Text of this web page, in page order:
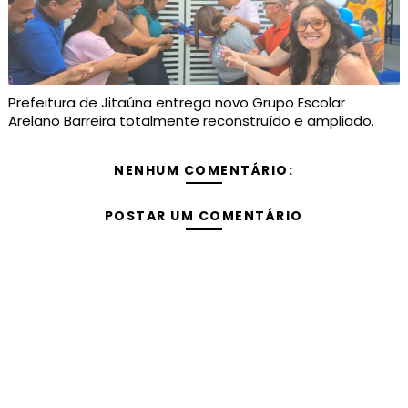
Prefeitura de Jitaúna entrega novo Grupo Escolar
Arelano Barreira totalmente reconstruído e ampliado.
NENHUM COMENTÁRIO:
POSTAR UM COMENTÁRIO